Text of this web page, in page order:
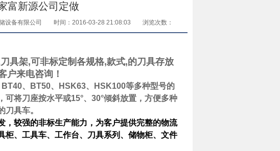
富新源公司定做
设备有限公司 时间：2016-03-28 21:08:03 浏览次数：
具架,可非标定制各规格,款式,的刀具存放
户来电咨询！
、BT50、HSK63、HSK100等多种型号的
将刀座按水平或15°、30°倾斜放置，方便多种
刀具车。
，较强的非标生产能力，为客户提供完整的物流
柜、工具车、工作台、刀具系列、储物柜、文件